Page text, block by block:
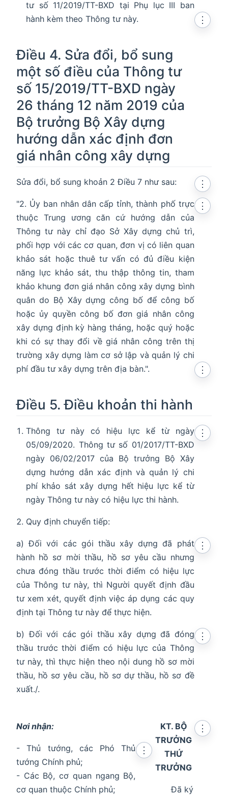
tư số 11/2019/TT-BXD tại Phụ lục III ban
hành kèm theo Thông tư này.
Điều 4. Sửa đổi, bổ sung
một số điều của Thông tư
số 15/2019/TT-BXD ngày
26 tháng 12 năm 2019 của
Bộ trưởng Bộ Xây dựng
hướng dẫn xác định đơn
giá nhân công xây dựng
⋮
Sửa đổi, bổ sung khoản 2 Điều 7 như sau:
⋮
"2. Ủy ban nhân dân cấp tỉnh, thành phố trực
thuộc Trung ương căn cứ hướng dẫn của
Thông tư này chỉ đạo Sở Xây dựng chủ trì,
phối hợp với các cơ quan, đơn vị có liên quan
khảo sát hoặc thuê tư vấn có đủ điều kiện
năng lực khảo sát, thu thập thông tin, tham
khảo khung đơn giá nhân công xây dựng bình
quân do Bộ Xây dựng công bố để công bố
hoặc ủy quyền công bố đơn giá nhân công
xây dựng định kỳ hàng tháng, hoặc quý hoặc
khi có sự thay đổi về giá nhân công trên thị
trường xây dựng làm cơ sở lập và quản lý chi
phí đầu tư xây dựng trên địa bàn.".
⋮
Điều 5. Điều khoản thi hành
⋮
Thông tư này có hiệu lực kể từ ngày
05/09/2020. Thông tư số 01/2017/TT-BXD
ngày 06/02/2017 của Bộ trưởng Bộ Xây
dựng hướng dẫn xác định và quản lý chi
phí khảo sát xây dựng hết hiệu lực kể từ
ngày Thông tư này có hiệu lực thi hành.
⋮
Quy định chuyển tiếp:
a) Đối với các gói thầu xây dựng đã phát
hành hồ sơ mời thầu, hồ sơ yêu cầu nhưng
chưa đóng thầu trước thời điểm có hiệu lực
của Thông tư này, thì Người quyết định đầu
tư xem xét, quyết định việc áp dụng các quy
định tại Thông tư này để thực hiện.
⋮
b) Đối với các gói thầu xây dựng đã đóng
thầu trước thời điểm có hiệu lực của Thông
tư này, thì thực hiện theo nội dung hồ sơ mời
thầu, hồ sơ yêu cầu, hồ sơ dự thầu, hồ sơ đề
xuất./.
⋮
Nơi nhận:
- Thủ tướng, các Phó Thủ
tướng Chính phủ;
- Các Bộ, cơ quan ngang Bộ,
cơ quan thuộc Chính phủ;
⋮
KT. BỘ
TRƯỞNG
THỨ
TRƯỞNG
⋮
Đã ký